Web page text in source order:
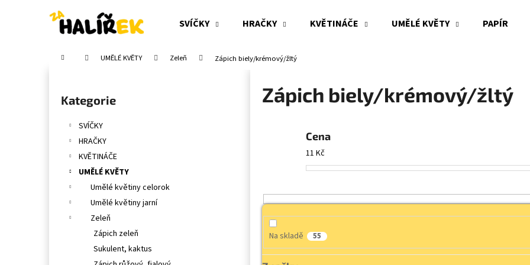
SVÍČKY HRAČKY KVĚTINÁČE UMĚLÉ KVĚTY PAPÍR
Domů UMĚLÉ KVĚTY Zeleň Zápich biely/krémový/žltý
Přeskočit
kategorie
Kategorie
SVÍČKY
HRAČKY
KVĚTINÁČE
UMĚLÉ KVĚTY
Umělé květiny celorok
Umělé květiny jarní
Zeleň
Zápich zeleň
Sukulent, kaktus
Zápich biely/krémový/žltý
Cena
11 Kč
Na skladě 55
Zpět
Zpět
Co potřebujete najít?
Doporučujeme